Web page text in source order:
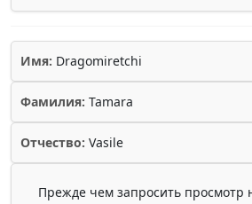
Имя: Dragomiretchi
Фамилия: Tamara
Отчество: Vasile
Прежде чем запросить просмотр